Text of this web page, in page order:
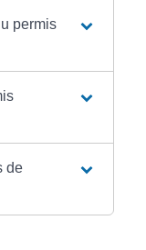
permis
de